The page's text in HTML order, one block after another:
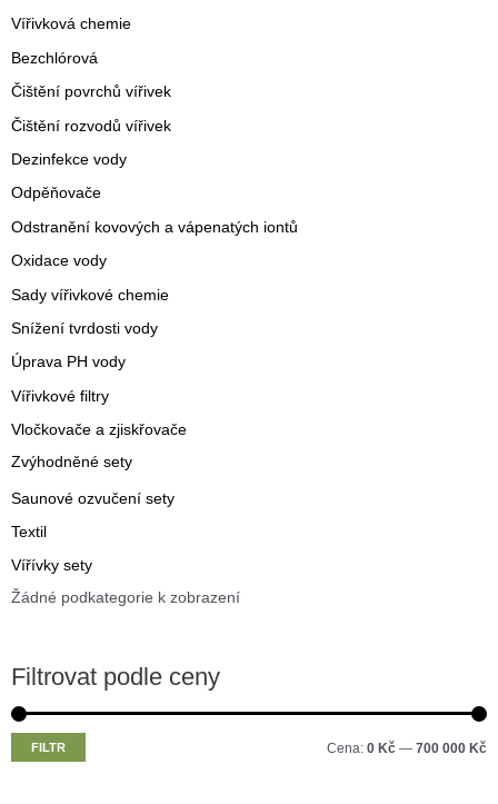
Vířivková chemie
Bezchlórová
Čištění povrchů vířivek
Čištění rozvodů vířivek
Dezinfekce vody
Odpěňovače
Odstranění kovových a vápenatých iontů
Oxidace vody
Sady vířivkové chemie
Snížení tvrdosti vody
Úprava PH vody
Vířivkové filtry
Vločkovače a zjiskřovače
Zvýhodněné sety
Saunové ozvučení sety
Textil
Vířívky sety
Žádné podkategorie k zobrazení
Filtrovat podle ceny
MM
FILTR Cena: 0 Kč — 700 000 Kč